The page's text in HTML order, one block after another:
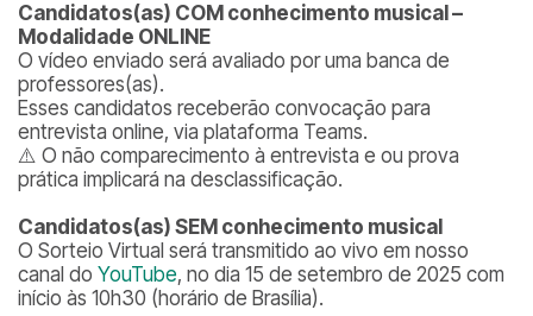
Candidatos(as) COM conhecimento musical –
Modalidade ONLINE
O vídeo enviado será avaliado por uma banca de
professores(as).
Esses candidatos receberão convocação para
entrevista online, via plataforma Teams.
⚠️ O não comparecimento à entrevista e ou prova
prática implicará na desclassificação.
Candidatos(as) SEM conhecimento musical
O Sorteio Virtual será transmitido ao vivo em nosso
canal do YouTube, no dia 15 de setembro de 2025 com
início às 10h30 (horário de Brasília).